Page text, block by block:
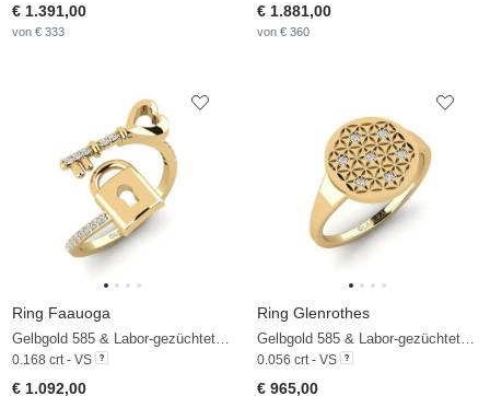
€ 1.391,00
von € 333
€ 1.881,00
von € 360
Ring Faauoga
0.168 crt - VS
€ 1.092,00
Ring Glenrothes
0.056 crt - VS
€ 965,00